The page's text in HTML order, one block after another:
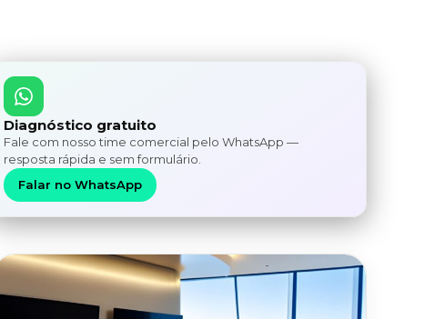
Diagnóstico gratuito
Fale com nosso time comercial pelo WhatsApp —
resposta rápida e sem formulário.
Falar no WhatsApp